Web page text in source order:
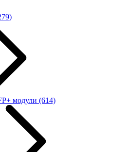
модули (614)